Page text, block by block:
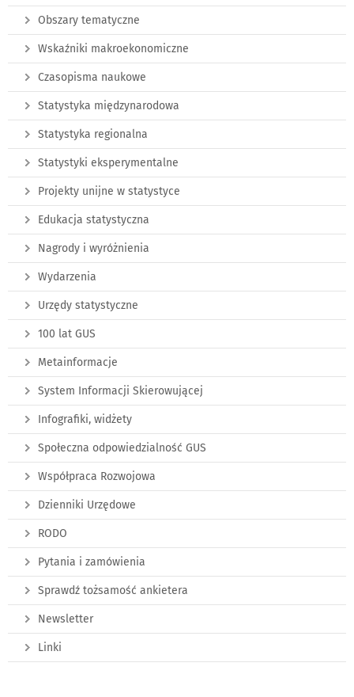
Obszary tematyczne
Wskaźniki makroekonomiczne
Czasopisma naukowe
Statystyka międzynarodowa
Statystyka regionalna
Statystyki eksperymentalne
Projekty unijne w statystyce
Edukacja statystyczna
Nagrody i wyróżnienia
Wydarzenia
Urzędy statystyczne
100 lat GUS
Metainformacje
System Informacji Skierowującej
Infografiki, widżety
Społeczna odpowiedzialność GUS
Współpraca Rozwojowa
Dzienniki Urzędowe
RODO
Pytania i zamówienia
Sprawdź tożsamość ankietera
Newsletter
Linki